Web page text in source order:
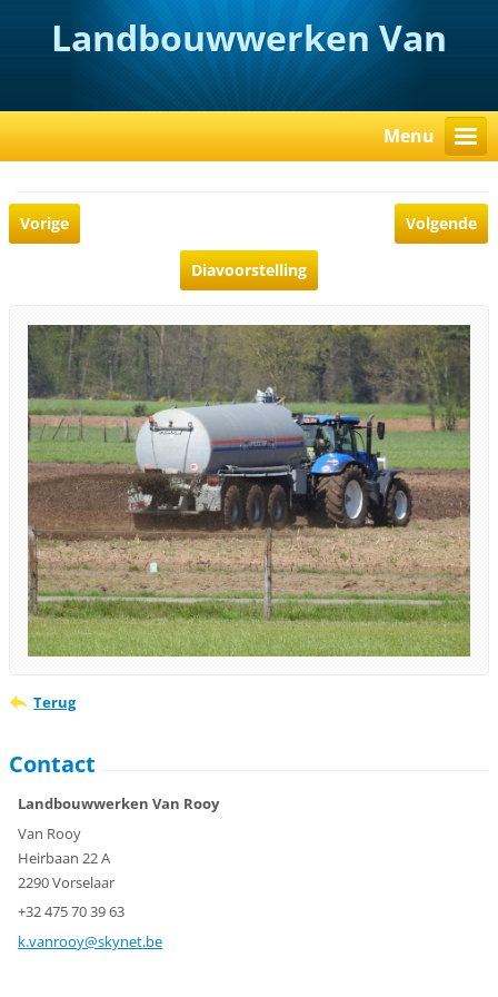
Landbouwwerken Van
Rooy
Menu
Vorige Volgende
Diavoorstelling
Terug
Contact
Landbouwwerken Van Rooy
Van Rooy
Heirbaan 22 A
2290 Vorselaar
+32 475 70 39 63
k.vanrooy@skynet.be